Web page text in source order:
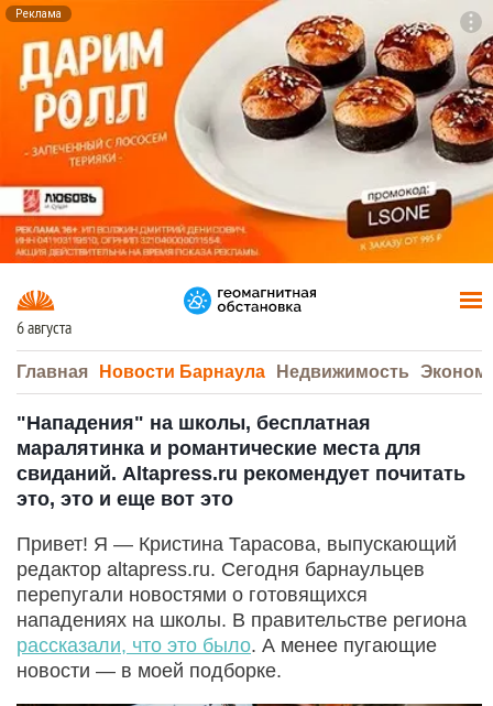
Реклама
6 августа
Главная Новости Барнаула Недвижимость
"Нападения" на школы, бесплатная
маралятинка и романтические места для
свиданий. Altapress.ru рекомендует почитать
это, это и еще вот это
Привет! Я — Кристина Тарасова, выпускающий
редактор altapress.ru. Сегодня барнаульцев
перепугали новостями о готовящихся
нападениях на школы. В правительстве региона
рассказали, что это было. А менее пугающие
новости — в моей подборке.